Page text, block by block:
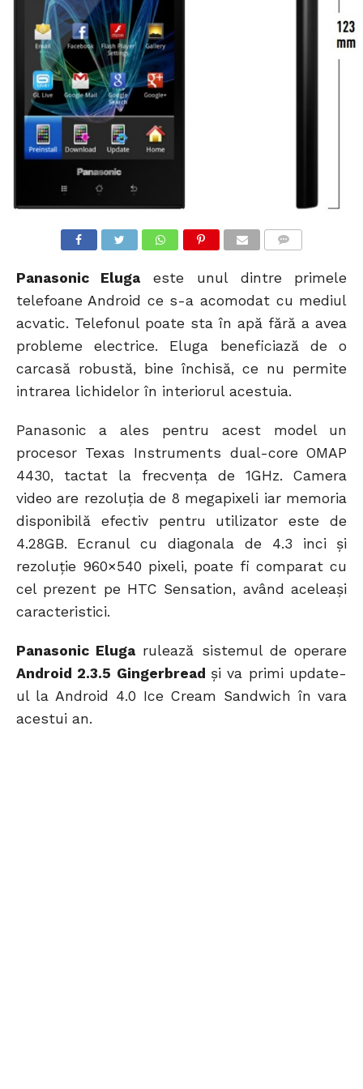
Panasonic Eluga este unul dintre primele
telefoane Android ce s-a acomodat cu mediul
acvatic. Telefonul poate sta în apă fără a avea
probleme electrice. Eluga beneficiază de o
carcasă robustă, bine închisă, ce nu permite
intrarea lichidelor în interiorul acestuia.
Panasonic a ales pentru acest model un
procesor Texas Instruments dual-core OMAP
4430, tactat la frecvența de 1GHz. Camera
video are rezoluția de 8 megapixeli iar memoria
disponibilă efectiv pentru utilizator este de
4.28GB. Ecranul cu diagonala de 4.3 inci și
rezoluție 960×540 pixeli, poate fi comparat cu
cel prezent pe HTC Sensation, având aceleași
caracteristici.
Panasonic Elugarulează sistemul de operare
Android 2.3.5 Gingerbread și va primi update-
ul la Android 4.0 Ice Cream Sandwich în vara
acestui an.